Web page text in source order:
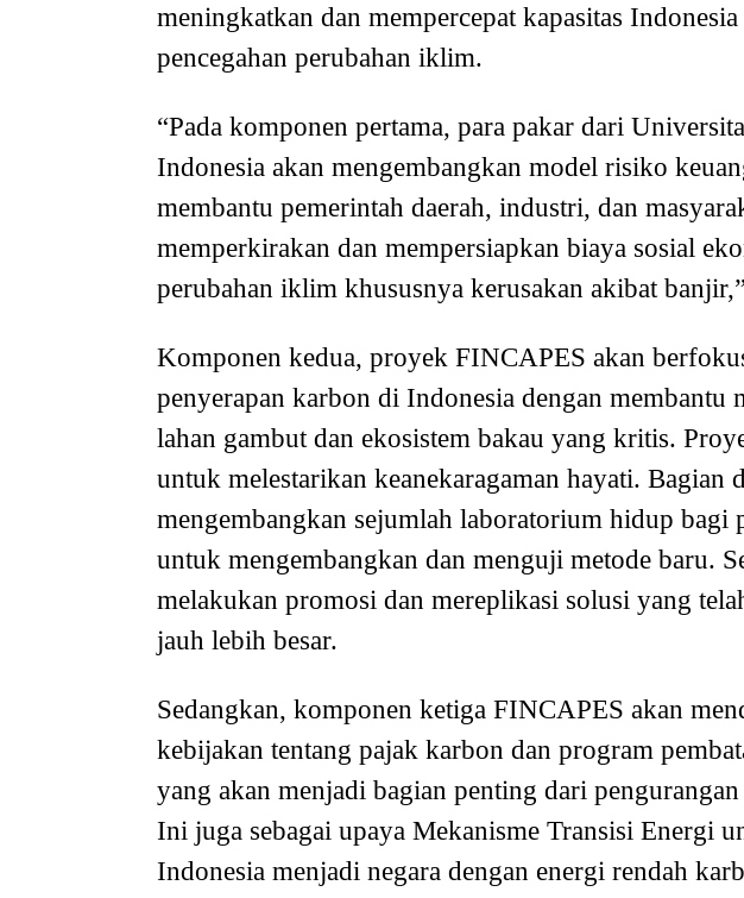
meningkatkan dan mempercepat kapasitas
pencegahan perubahan iklim.
“Pada komponen pertama, para pakar dari
Indonesia akan mengembangkan model risiko
membantu pemerintah daerah, industri, dan
memperkirakan dan mempersiapkan biaya sosial
perubahan iklim khususnya kerusakan akibat
Komponen kedua, proyek FINCAPES akan
penyerapan karbon di Indonesia dengan membantu
lahan gambut dan ekosistem bakau yang kritis.
untuk melestarikan keanekaragaman hayati. Bagian
mengembangkan sejumlah laboratorium hidup bagi
untuk mengembangkan dan menguji metode baru.
melakukan promosi dan mereplikasi solusi yang
jauh lebih besar.
Sedangkan, komponen ketiga FINCAPES akan
kebijakan tentang pajak karbon dan program
yang akan menjadi bagian penting dari
Ini juga sebagai upaya Mekanisme Transisi Energi
Indonesia menjadi negara dengan energi rendah